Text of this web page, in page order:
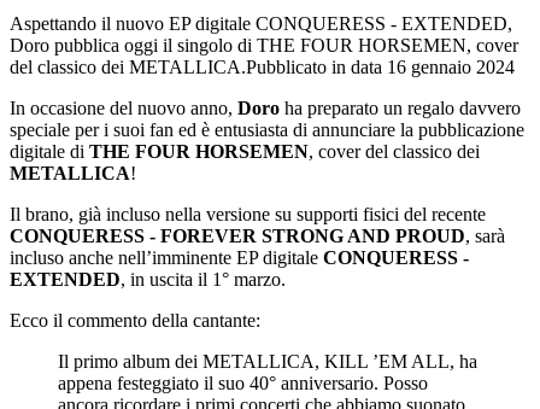
Aspettando il nuovo EP digitale CONQUERESS - EXTENDED,
Doro pubblica oggi il singolo di THE FOUR HORSEMEN, cover
del classico dei METALLICA.Pubblicato in data 16 gennaio 2024
In occasione del nuovo anno, Doro ha preparato un regalo davvero
speciale per i suoi fan ed è entusiasta di annunciare la pubblicazione
digitale di THE FOUR HORSEMEN, cover del classico dei
METALLICA!
Il brano, già incluso nella versione su supporti fisici del recente
CONQUERESS - FOREVER STRONG AND PROUD, sarà
incluso anche nell’imminente EP digitale CONQUERESS -
EXTENDED, in uscita il 1° marzo.
Ecco il commento della cantante:
Il primo album dei METALLICA, KILL ’EM ALL, ha
appena festeggiato il suo 40° anniversario. Posso
ancora ricordare i primi concerti che abbiamo suonato